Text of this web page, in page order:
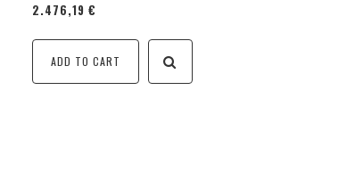
2.476,19 €
ADD TO CART